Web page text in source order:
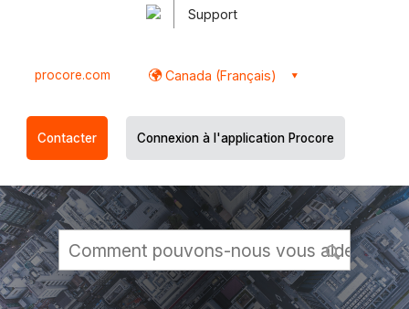
Support
procore.com Canada (Français)
Contacter Connexion à l'application Procore